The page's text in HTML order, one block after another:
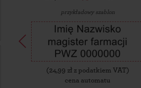
przykładowy szablon
( 24,99 zł z podatkiem VAT)
cena automatu